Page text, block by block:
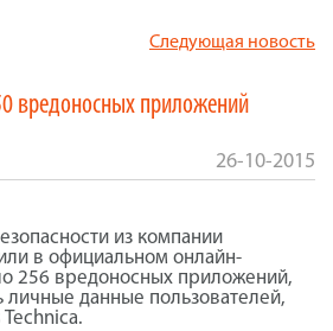
Следующая новость
вредоносных приложений
26-10-2015
из компании
в официальном онлайн-
256 вредоносных приложений,
личные данные пользователей,